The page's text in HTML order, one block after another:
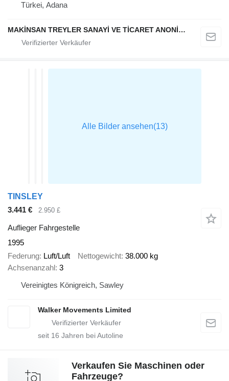
Türkei, Adana
MAKİNSAN TREYLER SANAYİ VE TİCARET ANONİM ŞİRKETİ
TINSLEY
3.441 €
2.950 £
Auflieger Fahrgestelle
1995
Federung Luft/Luft Nettogewicht 38.000 kg
Achsenanzahl 3
Vereinigtes Königreich, Sawley
Walker Movements Limited
seit 16 Jahren bei Autoline
Verkaufen Sie Maschinen oder
Fahrzeuge?